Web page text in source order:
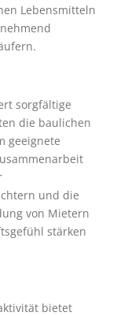
Lebensmitteln
sorgfältige
die baulichen
geeignete
und die
von Mietern
stärken
bietet